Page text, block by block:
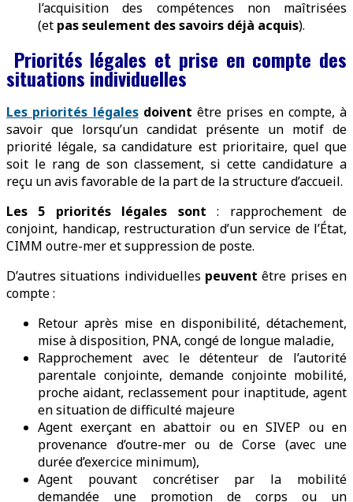
l’acquisition des compétences non maîtrisées
(et pas seulement des savoirs déjà acquis).
Priorités légales et prise en compte des
situations individuelles
Les priorités légales doivent être prises en compte, à
savoir que lorsqu’un candidat présente un motif de
priorité légale, sa candidature est prioritaire, quel que
soit le rang de son classement, si cette candidature a
reçu un avis favorable de la part de la structure d’accueil.
Les 5 priorités légales sont : rapprochement de
conjoint, handicap, restructuration d’un service de l’État,
CIMM outre-mer et suppression de poste.
D’autres situations individuelles peuventêtre prises en
compte :
Retour après mise en disponibilité, détachement,
mise à disposition, PNA, congé de longue maladie,
Rapprochement avec le détenteur de l’autorité
parentale conjointe, demande conjointe mobilité,
proche aidant, reclassement pour inaptitude, agent
en situation de difficulté majeure
Agent exerçant en abattoir ou en SIVEP ou en
provenance d’outre-mer ou de Corse (avec une
durée d’exercice minimum),
Agent pouvant concrétiser par la mobilité
demandée une promotion de corps ou un